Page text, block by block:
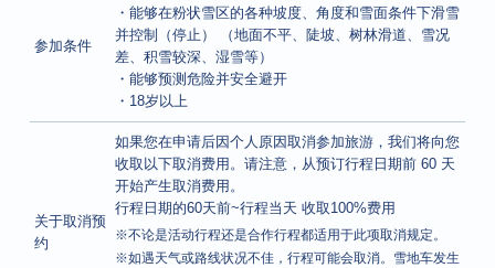
参加条件
・能够在粉状雪区的各种坡度、角度和雪面条件下滑雪
并控制（停止） （地面不平、陡坡、树林滑道、雪况
差、积雪较深、湿雪等）
・能够预测危险并安全避开
・18岁以上
关于取消预
约
如果您在申请后因个人原因取消参加旅游，我们将向您
收取以下取消费用。请注意，从预订行程日期前 60 天
开始产生取消费用。
行程日期的60天前~行程当天 收取100%费用
※不论是活动行程还是合作行程都适用于此项取消规定。
※如遇天气或路线状况不佳，行程可能会取消。雪地车发生